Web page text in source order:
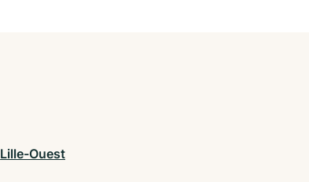
Lille-Ouest